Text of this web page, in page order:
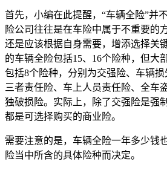
首先，小编在此提醒，“车辆全险”并
险公司往往是在车险中属于不重要的
还是应该根据自身需要，增添选择关
的车辆全险包括15、16个险种，但大
包括8个险种，分别为交强险、车辆
三者责任险、车上人员责任险、全车
独破损险。实际上，除了交强险是强
都是可选择购买的商业险。
需要注意的是，车辆全险一年多少钱
险当中所含的具体险种而决定。